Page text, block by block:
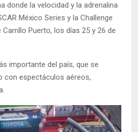
donde la velocidad y la adrenalina
México Series y la Challenge
Puerto, los días 25 y 26 de
importante del país, que se
con espectáculos aéreos,